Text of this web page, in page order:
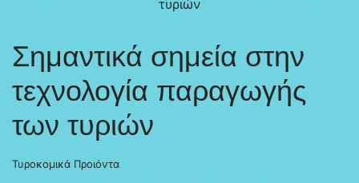
Σημαντικά σημεία στην
τεχνολογία παραγωγής
των τυριών
Τυροκομικά Προιόντα